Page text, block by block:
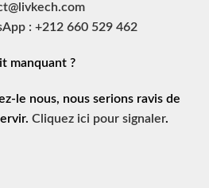
: +212 660 529 462
manquant ?
le nous, nous serions ravis de
Cliquez ici pour signaler.